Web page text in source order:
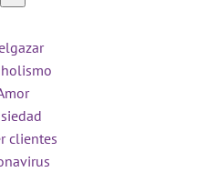
clientes